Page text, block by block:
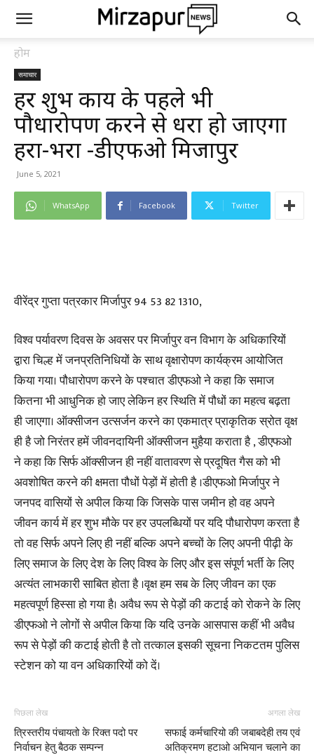
होम
समाचार
हर शुभ कार्य के पहले भी
पौधारोपण करने से धरा हो जाएगा
हरा-भरा -डीएफओ मिर्जापुर
June 5, 2021
WhatsApp Facebook Twitter
वीरेंद्र गुप्ता पत्रकार मिर्जापुर 94 53 82 1310,
विश्व पर्यावरण दिवस के अवसर पर मिर्जापुर वन विभाग के अधिकारियों
द्वारा चिल्ह में जनप्रतिनिधियों के साथ वृक्षारोपण कार्यक्रम आयोजित
किया गया। पौधारोपण करने के पश्चात डीएफओ ने कहा कि समाज
कितना भी आधुनिक हो जाए लेकिन हर स्थिति में पौधों का महत्व बढ़ता
ही जाएगा। ऑक्सीजन उत्सर्जन करने का एकमात्र प्राकृतिक स्रोत वृक्ष
ही है जो निरंतर हमें जीवनदायिनी ऑक्सीजन मुहैया कराता है , डीएफओ
ने कहा कि सिर्फ ऑक्सीजन ही नहीं वातावरण से प्रदूषित गैस को भी
अवशोषित करने की क्षमता पौधों पेड़ों में होती है ।डीएफओ मिर्जापुर ने
जनपद वासियों से अपील किया कि जिसके पास जमीन हो वह अपने
जीवन कार्य में हर शुभ मौके पर हर उपलब्धियों पर यदि पौधारोपण करता है
तो वह सिर्फ अपने लिए ही नहीं बल्कि अपने बच्चों के लिए अपनी पीढ़ी के
लिए समाज के लिए देश के लिए विश्व के लिए और इस संपूर्ण भर्ती के लिए
अत्यंत लाभकारी साबित होता है ।वृक्ष हम सब के लिए जीवन का एक
महत्वपूर्ण हिस्सा हो गया है। अवैध रूप से पेड़ों की कटाई को रोकने के लिए
डीएफओ ने लोगों से अपील किया कि यदि उनके आसपास कहीं भी अवैध
रूप से पेड़ों की कटाई होती है तो तत्काल इसकी सूचना निकटतम पुलिस
स्टेशन को या वन अधिकारियों को दें।
पिछला लेख
त्रिस्तरीय पंचायतो के रिक्त पदो पर
निर्वाचन हेतु बैठक सम्पन्न
अगला लेख
सफाई कर्मचारियो की जबाबदेही तय एवं
अतिक्रमण हटाओ अभियान चलाने का